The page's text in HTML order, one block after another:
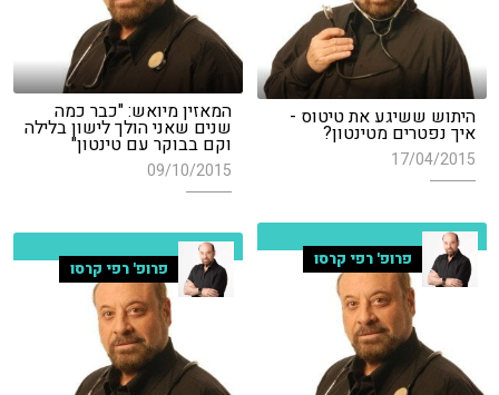
המאזין מיואש: "כבר כמה
שנים שאני הולך לישון בלילה
וקם בבוקר עם טינטון"
09/10/2015
היתוש ששיגע את טיטוס -
איך נפטרים מטינטון?
17/04/2015
פרופ' רפי קרסו פרופ' רפי קרסו